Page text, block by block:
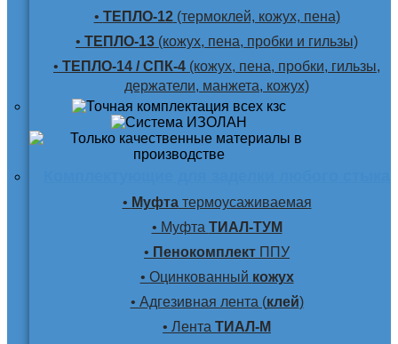
• ТЕПЛО-12(термоклей, кожух, пена)
• ТЕПЛО-13 (кожух, пена, пробки и гильзы)
• ТЕПЛО-14 / СПК-4 (кожух, пена, пробки, гильзы,
держатели, манжета, кожух)
• Муфтатермоусаживаемая
• Муфта ТИАЛ-ТУМ
• Пенокомплект ППУ
• Оцинкованный кожух
• Адгезивная лента (клей)
• Лента ТИАЛ-М